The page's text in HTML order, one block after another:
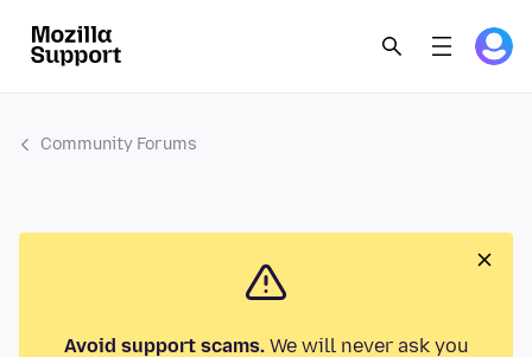
Community Forums
Avoid support scams.We will never ask you